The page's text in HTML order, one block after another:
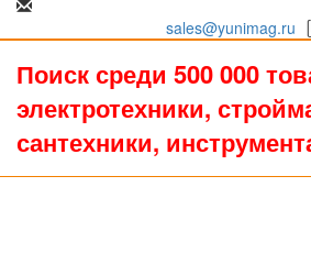
sales@yunimag.ru
Поиск среди 500 000
электротехники,
сантехники,